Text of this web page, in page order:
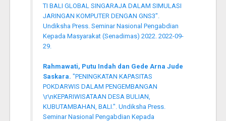
TI BALI GLOBAL SINGARAJA DALAM SIMULASI
JARINGAN KOMPUTER DENGAN GNS3".
Undiksha Press. Seminar Nasional Pengabdian
Kepada Masyarakat (Senadimas) 2022. 2022-09-
29.
Rahmawati, Putu Indah dan Gede Arna Jude
Saskara. "PENINGKATAN KAPASITAS
POKDARWIS DALAM PENGEMBANGAN
\r\nKEPARIWISATAAN DESA BULIAN,
KUBUTAMBAHAN, BALI.". Undiksha Press.
Seminar Nasional Pengabdian Kepada